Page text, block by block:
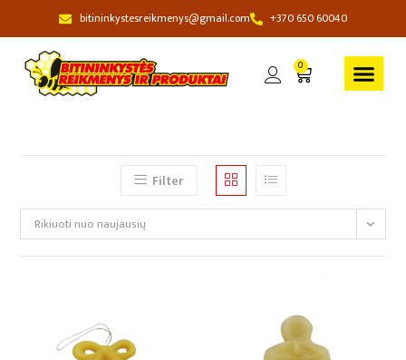
bitininkystesreikmenys@gmail.com +370 650 60040
0
Filter
Rikiuoti nuo naujausių